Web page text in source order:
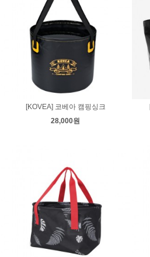
[KOVEA] 코베아 캠핑싱크
28,000원